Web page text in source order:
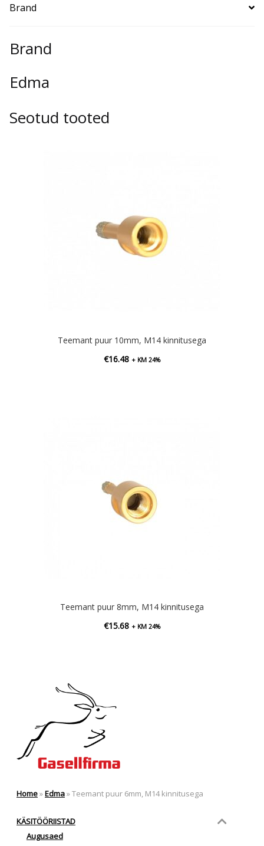
Brand
Brand
Edma
Seotud tooted
Teemant puur 10mm, M14 kinnitusega
€16.48 + KM 24%
Teemant puur 8mm, M14 kinnitusega
€15.68 + KM 24%
Home»Edma»Teemant puur 6mm, M14 kinnitusega
KÄSITÖÖRIISTAD
Augusaed